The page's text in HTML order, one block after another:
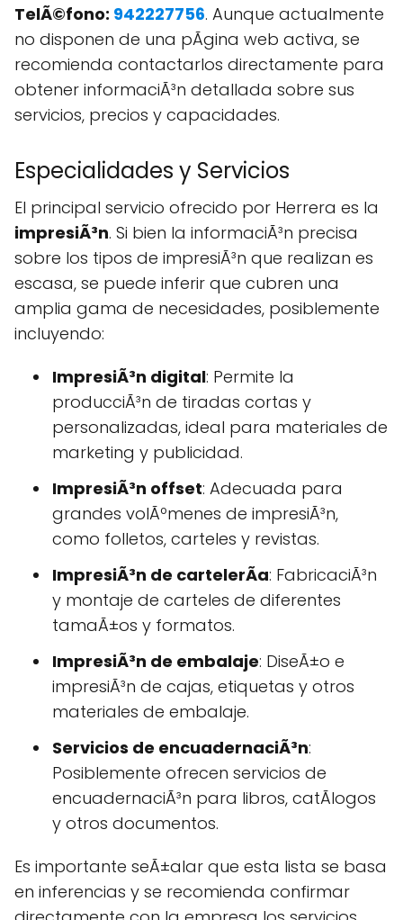
TelÃ©fono: 942227756. Aunque actualmente
no disponen de una pÃgina web activa, se
recomienda contactarlos directamente para
obtener informaciÃ³n detallada sobre sus
servicios, precios y capacidades.
Especialidades y Servicios
El principal servicio ofrecido por Herrera es la
impresiÃ³n. Si bien la informaciÃ³n precisa
sobre los tipos de impresiÃ³n que realizan es
escasa, se puede inferir que cubren una
amplia gama de necesidades, posiblemente
incluyendo:
ImpresiÃ³n digital: Permite la
producciÃ³n de tiradas cortas y
personalizadas, ideal para materiales de
marketing y publicidad.
ImpresiÃ³n offset: Adecuada para
grandes volÃºmenes de impresiÃ³n,
como folletos, carteles y revistas.
ImpresiÃ³n de cartelerÃ­a: FabricaciÃ³n
y montaje de carteles de diferentes
tamaÃ±os y formatos.
ImpresiÃ³n de embalaje: DiseÃ±o e
impresiÃ³n de cajas, etiquetas y otros
materiales de embalaje.
Servicios de encuadernaciÃ³n:
Posiblemente ofrecen servicios de
encuadernaciÃ³n para libros, catÃlogos
y otros documentos.
Es importante seÃ±alar que esta lista se basa
en inferencias y se recomienda confirmar